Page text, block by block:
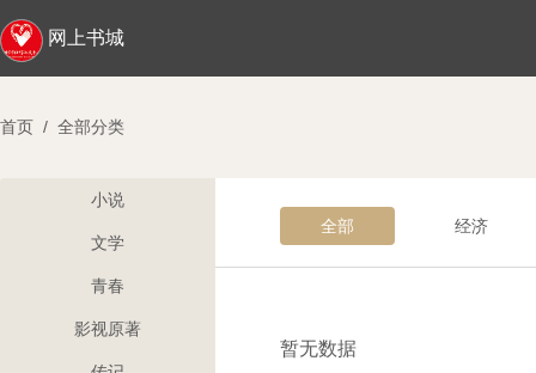
网上书城
首页 / 全部分类
小说
文学
青春
影视原著
全部 经济
暂无数据